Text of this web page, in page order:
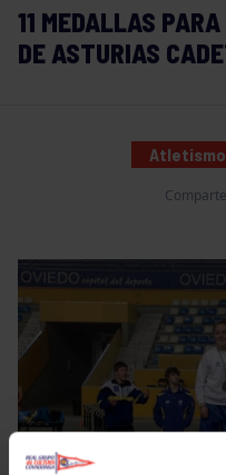
11 MEDALLAS
DE ASTURIAS
Atletismo
Comparte